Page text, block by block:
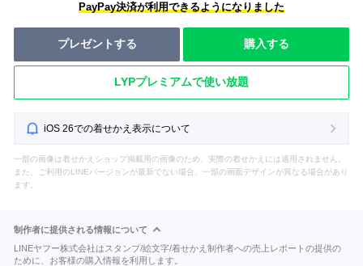
PayPay決済が利用できるようになりました
プレゼントする 購入する
LYPプレミアムで使い放題
iOS 26での着せかえ表示について
一部の画像は着せかえショップ掲載用の画像のため、実際の着せかえには適用されません。
また、ご利用のLINEバージョンが最新でない場合、一部の画面デザインが異なる場合があり
ます。
制作者に提供される情報について
LINEヤフー株式会社はスタンプ/絵文字/着せかえ制作者への売上レポートの提供の
ために、お客様の購入情報を利用します。